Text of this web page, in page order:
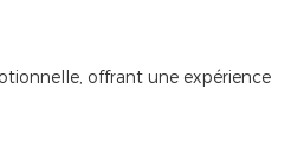
offrant une expérience